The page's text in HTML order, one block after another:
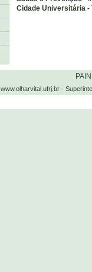
Cidade Universitária -
www.olharvital.ufrj.br -